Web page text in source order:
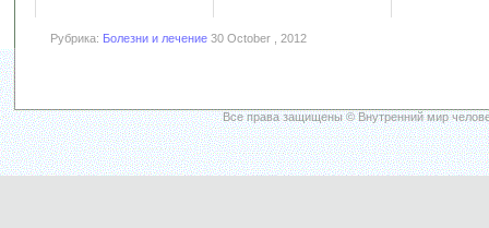
Рубрика: Болезни и лечение 30 October , 2012
Все права защищены © Внутренний мир